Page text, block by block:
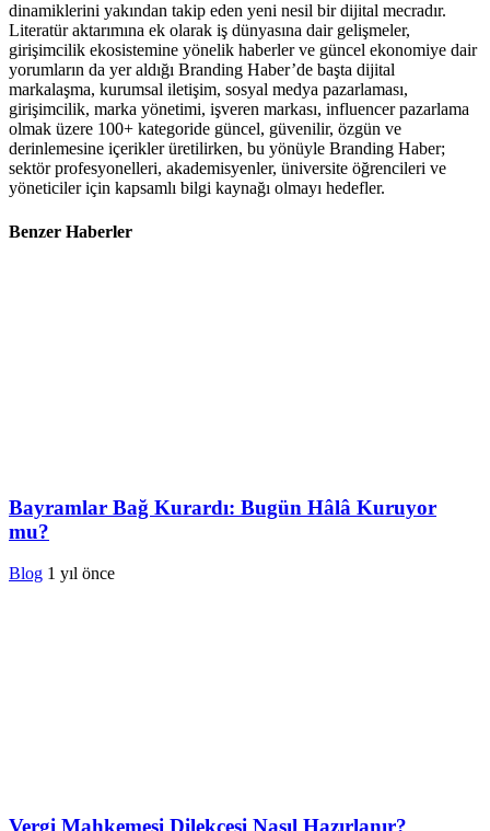
dinamiklerini yakından takip eden yeni nesil bir dijital mecradır.
Literatür aktarımına ek olarak iş dünyasına dair gelişmeler,
girişimcilik ekosistemine yönelik haberler ve güncel ekonomiye dair
yorumların da yer aldığı Branding Haber’de başta dijital
markalaşma, kurumsal iletişim, sosyal medya pazarlaması,
girişimcilik, marka yönetimi, işveren markası, influencer pazarlama
olmak üzere 100+ kategoride güncel, güvenilir, özgün ve
derinlemesine içerikler üretilirken, bu yönüyle Branding Haber;
sektör profesyonelleri, akademisyenler, üniversite öğrencileri ve
yöneticiler için kapsamlı bilgi kaynağı olmayı hedefler.
Benzer Haberler
Bayramlar Bağ Kurardı: Bugün Hâlâ Kuruyor
mu?
Blog 1 yıl önce
Vergi Mahkemesi Dilekçesi Nasıl Hazırlanır?